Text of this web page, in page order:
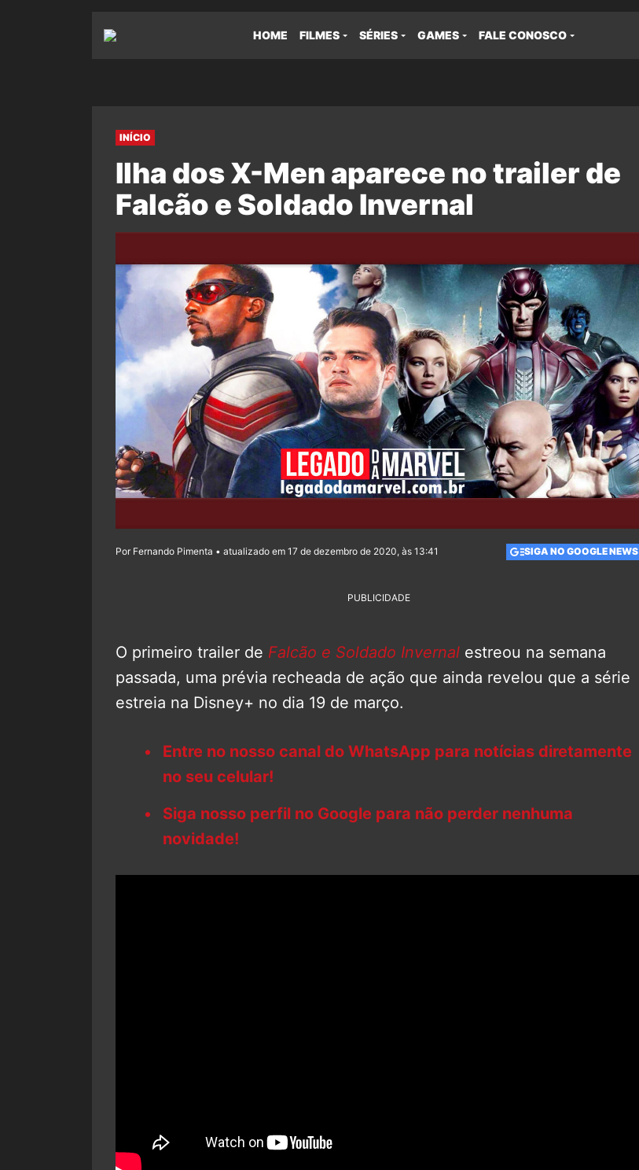
HOME FILMES SÉRIES GAMES FALE CONOSCO
INÍCIO
Ilha dos X-Men aparece no trailer de
Falcão e Soldado Invernal
Por Fernando Pimenta • atualizado em 17 de dezembro de 2020, às 13:41 SIGA NO GOOGLE NEWS
PUBLICIDADE
O primeiro trailer de Falcão e Soldado Invernal estreou na semana
passada, uma prévia recheada de ação que ainda revelou que a série
estreia na Disney+ no dia 19 de março.
Entre no nosso canal do WhatsApp para notícias diretamente
no seu celular!
Siga nosso perfil no Google para não perder nenhuma
novidade!